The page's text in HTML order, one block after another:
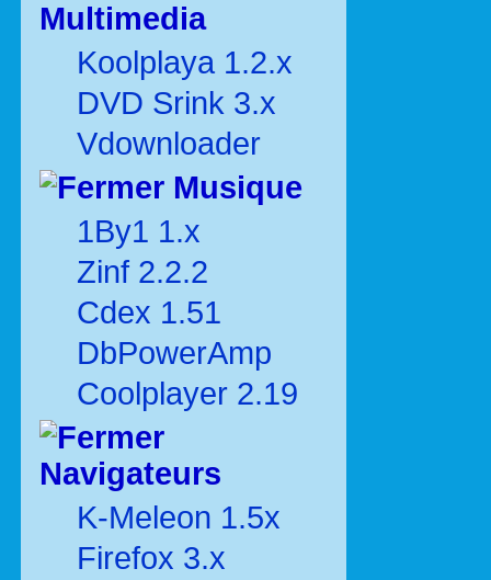
Multimedia
Koolplaya 1.2.x
DVD Srink 3.x
Vdownloader
Musique
1By1 1.x
Zinf 2.2.2
Cdex 1.51
DbPowerAmp
Coolplayer 2.19
Navigateurs
K-Meleon 1.5x
Firefox 3.x